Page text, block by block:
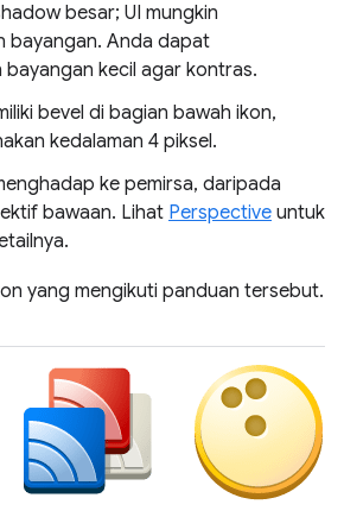
besar; UI mungkin
bayangan. Anda dapat
bayangan kecil agar kontras.
bevel di bagian bawah ikon,
kedalaman 4 piksel.
ke pemirsa, daripada
bawaan. Lihat Perspective untuk
yang mengikuti panduan tersebut.